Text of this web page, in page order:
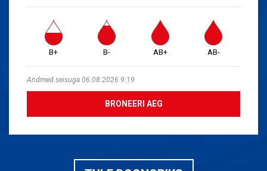
B+ B- AB+ AB-
Andmed seisuga 06.08.2026 9:19
BRONEERI AEG